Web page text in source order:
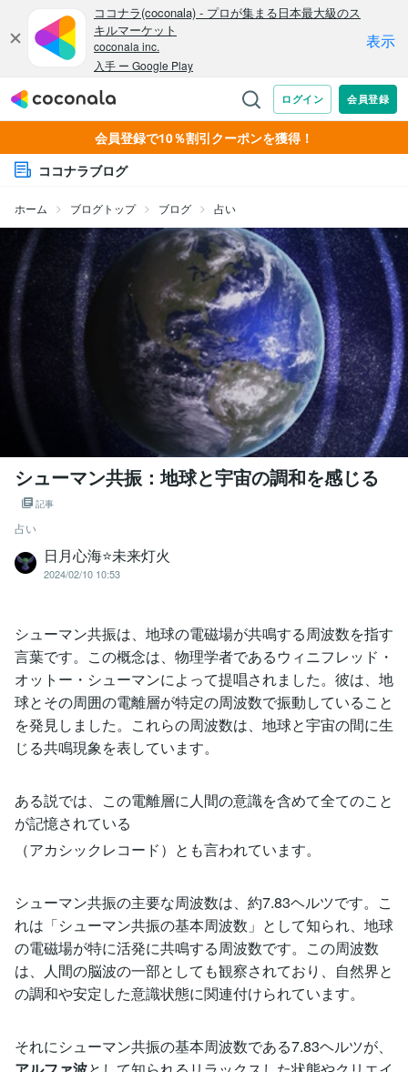
会員登録で10％割引クーポンを獲得！
ココナラブログ
ホーム ブログトップ ブログ 占い
シューマン共振：地球と宇宙の調和を感じる
記事
占い
日月心海⭐未来灯火
2024/02/10 10:53
シューマン共振は、地球の電磁場が共鳴する周波数を指す
言葉です。この概念は、物理学者であるウィニフレッド・
オットー・シューマンによって提唱されました。彼は、地
球とその周囲の電離層が特定の周波数で振動していること
を発見しました。これらの周波数は、地球と宇宙の間に生
じる共鳴現象を表しています。
ある説では、この電離層に人間の意識を含めて全てのこと
が記憶されている
（アカシックレコード）とも言われています。
シューマン共振の主要な周波数は、約7.83ヘルツです。こ
れは「シューマン共振の基本周波数」として知られ、地球
の電磁場が特に活発に共鳴する周波数です。この周波数
は、人間の脳波の一部としても観察されており、自然界と
の調和や安定した意識状態に関連付けられています。
それにシューマン共振の基本周波数である7.83ヘルツが、